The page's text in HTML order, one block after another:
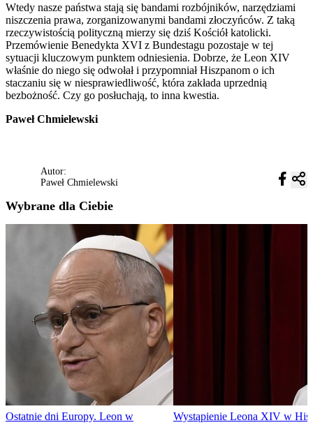
Wtedy nasze państwa stają się bandami rozbójników, narzędziami
niszczenia prawa, zorganizowanymi bandami złoczyńców. Z taką
rzeczywistością polityczną mierzy się dziś Kościół katolicki.
Przemówienie Benedykta XVI z Bundestagu pozostaje w tej
sytuacji kluczowym punktem odniesienia. Dobrze, że Leon XIV
właśnie do niego się odwołał i przypomniał Hiszpanom o ich
staczaniu się w niesprawiedliwość, która zakłada uprzednią
bezbożność. Czy go posłuchają, to inna kwestia.
Paweł Chmielewski
Autor:
Paweł Chmielewski
Wybrane dla Ciebie
Ostatnie dni Europy. Leon w
Wystąpienie Leona XIV w